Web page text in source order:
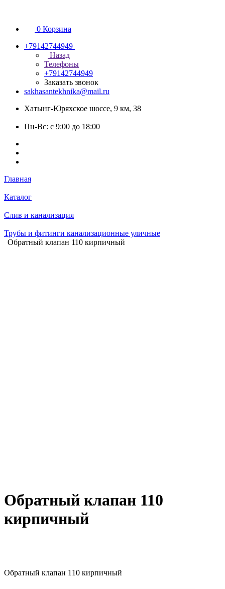
0 Корзина
+79142744949
Назад
Телефоны
+79142744949
Заказать звонок
sakhasantekhnika@mail.ru
Хатынг-Юряхское шоссе, 9 км, 38
Пн-Вс: с 9:00 до 18:00
Главная
Каталог
Слив и канализация
Трубы и фитинги канализационные уличные
Обратный клапан 110 кирпичный
Обратный клапан 110
кирпичный
Обратный клапан 110 кирпичный